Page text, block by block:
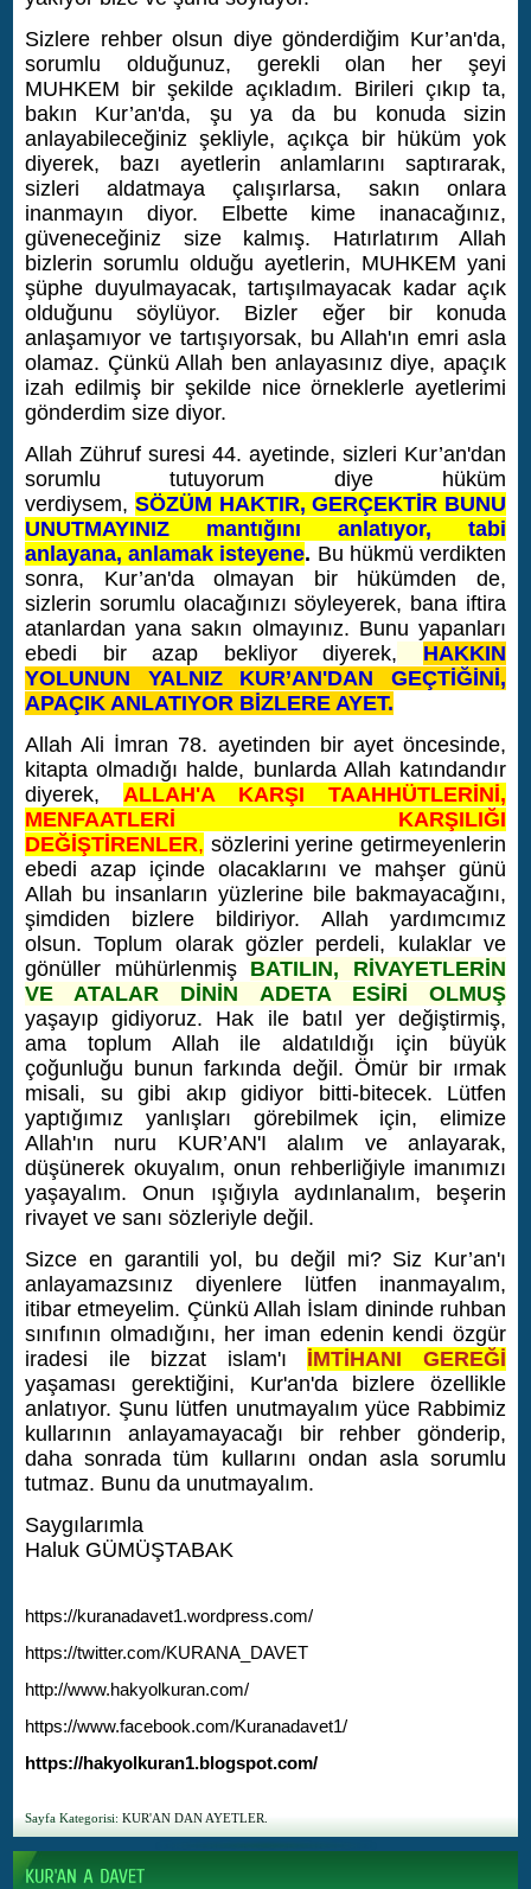
Sizlere rehber olsun diye gönderdiğim Kur’an'da,
sorumlu olduğunuz, gerekli olan her şeyi
MUHKEM bir şekilde açıkladım. Birileri çıkıp ta,
bakın Kur’an'da, şu ya da bu konuda sizin
anlayabileceğiniz şekliyle, açıkça bir hüküm yok
diyerek, bazı ayetlerin anlamlarını saptırarak,
sizleri aldatmaya çalışırlarsa, sakın onlara
inanmayın diyor. Elbette kime inanacağınız,
güveneceğiniz size kalmış. Hatırlatırım Allah
bizlerin sorumlu olduğu ayetlerin, MUHKEM yani
şüphe duyulmayacak, tartışılmayacak kadar açık
olduğunu söylüyor. Bizler eğer bir konuda
anlaşamıyor ve tartışıyorsak, bu Allah'ın emri asla
olamaz. Çünkü Allah ben anlayasınız diye, apaçık
izah edilmiş bir şekilde nice örneklerle ayetlerimi
gönderdim size diyor.
Allah Zühruf suresi 44. ayetinde, sizleri Kur’an'dan
sorumlu tutuyorum diye hüküm
verdiysem, SÖZÜM HAKTIR, GERÇEKTİR BUNU
UNUTMAYINIZ mantığını anlatıyor, tabi
anlayana, anlamak isteyene. Bu hükmü verdikten
sonra, Kur’an'da olmayan bir hükümden de,
sizlerin sorumlu olacağınızı söyleyerek, bana iftira
atanlardan yana sakın olmayınız. Bunu yapanları
ebedi bir azap bekliyor diyerek,
HAKKIN
YOLUNUN YALNIZ KUR’AN'DAN GEÇTİĞİNİ,
APAÇIK ANLATIYOR BİZLERE AYET.
Allah Ali İmran 78. ayetinden bir ayet öncesinde,
kitapta olmadığı halde, bunlarda Allah katındandır
diyerek, ALLAH'A KARŞI TAAHHÜTLERİNİ,
MENFAATLERİ KARŞILIĞI
DEĞİŞTİRENLER, sözlerini yerine getirmeyenlerin
ebedi azap içinde olacaklarını ve mahşer günü
Allah bu insanların yüzlerine bile bakmayacağını,
şimdiden bizlere bildiriyor. Allah yardımcımız
olsun. Toplum olarak gözler perdeli, kulaklar ve
gönüller mühürlenmiş BATILIN, RİVAYETLERİN
VE ATALAR DİNİN ADETA ESİRİ OLMUŞ
yaşayıp gidiyoruz. Hak ile batıl yer değiştirmiş,
ama toplum Allah ile aldatıldığı için büyük
çoğunluğu bunun farkında değil. Ömür bir ırmak
misali, su gibi akıp gidiyor bitti-bitecek. Lütfen
yaptığımız yanlışları görebilmek için, elimize
Allah'ın nuru KUR’AN'I alalım ve anlayarak,
düşünerek okuyalım, onun rehberliğiyle imanımızı
yaşayalım. Onun ışığıyla aydınlanalım, beşerin
rivayet ve sanı sözleriyle değil.
Sizce en garantili yol, bu değil mi? Siz Kur’an'ı
anlayamazsınız diyenlere lütfen inanmayalım,
itibar etmeyelim. Çünkü Allah İslam dininde ruhban
sınıfının olmadığını, her iman edenin kendi özgür
iradesi ile bizzat islam'ı İMTİHANI GEREĞİ
yaşaması gerektiğini, Kur'an'da bizlere özellikle
anlatıyor. Şunu lütfen unutmayalım yüce Rabbimiz
kullarının anlayamayacağı bir rehber gönderip,
daha sonrada tüm kullarını ondan asla sorumlu
tutmaz. Bunu da unutmayalım.
Saygılarımla
Haluk GÜMÜŞTABAK
https://kuranadavet1.wordpress.com/
https://twitter.com/KURANA_DAVET
http://www.hakyolkuran.com/
https://www.facebook.com/Kuranadavet1/
https://hakyolkuran1.blogspot.com/
Sayfa Kategorisi: KUR'AN DAN AYETLER.